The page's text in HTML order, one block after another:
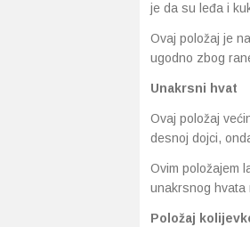
je da su leđa i
Ovaj položaj je
ugodno zbog
Unakrsni hvat
Ovaj položaj
desnoj dojci,
Ovim položajem
unakrsnog hvata
Položaj